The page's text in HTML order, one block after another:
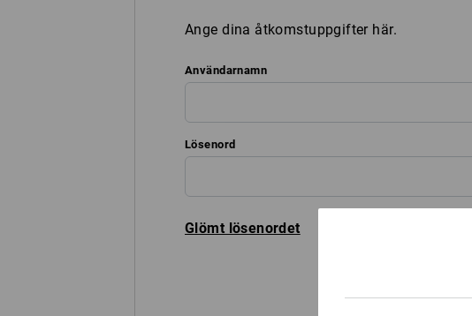
Ange dina åtkomstuppgifter här.
Användarnamn
Lösenord
Glömt lösenordet